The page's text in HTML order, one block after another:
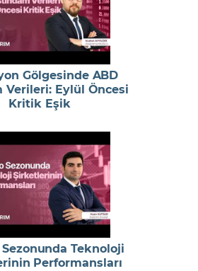
Gölgesinde ABD
Verileri: Eylül Öncesi
Kritik Eşik
Teknoloji
Performansları